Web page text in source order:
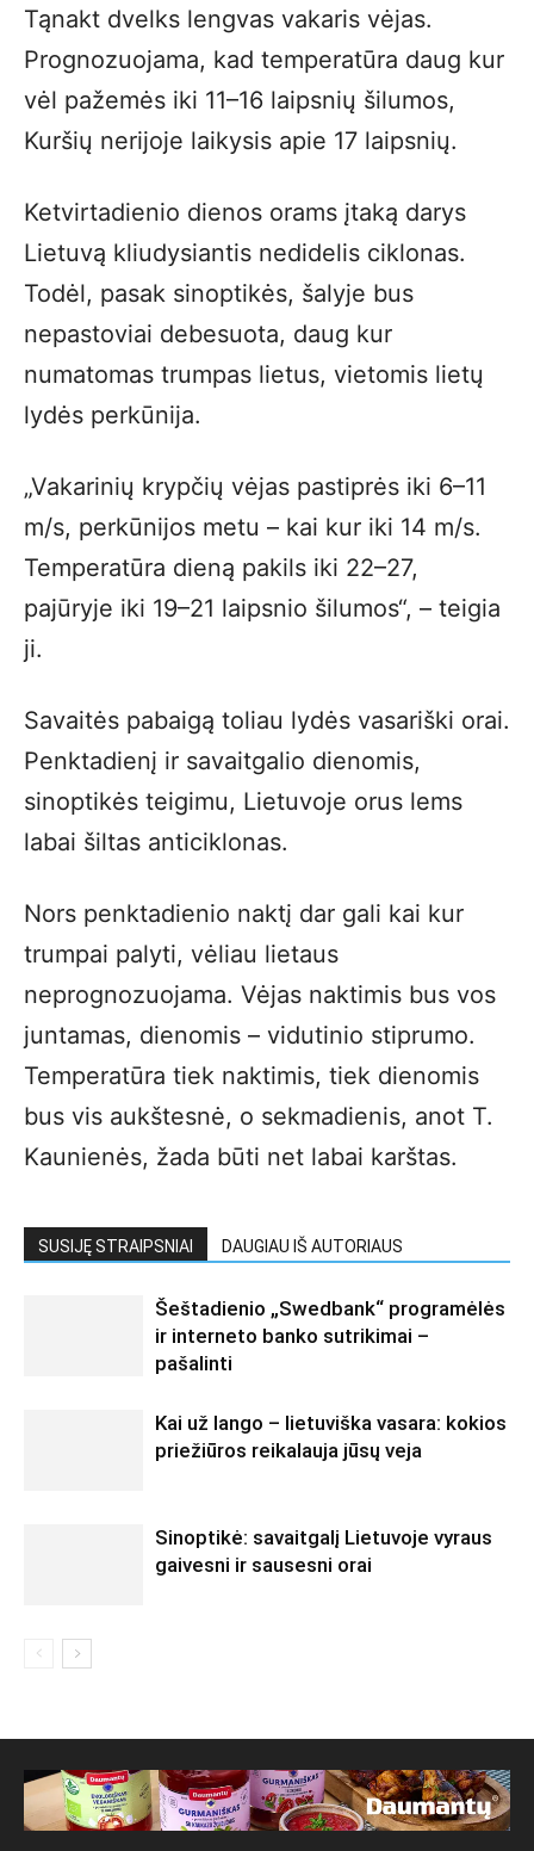
Tąnakt dvelks lengvas vakaris vėjas.
Prognozuojama, kad temperatūra daug kur
vėl pažemės iki 11–16 laipsnių šilumos,
Kuršių nerijoje laikysis apie 17 laipsnių.
Ketvirtadienio dienos orams įtaką darys
Lietuvą kliudysiantis nedidelis ciklonas.
Todėl, pasak sinoptikės, šalyje bus
nepastoviai debesuota, daug kur
numatomas trumpas lietus, vietomis lietų
lydės perkūnija.
„Vakarinių krypčių vėjas pastiprės iki 6–11
m/s, perkūnijos metu – kai kur iki 14 m/s.
Temperatūra dieną pakils iki 22–27,
pajūryje iki 19–21 laipsnio šilumos“, – teigia
ji.
Savaitės pabaigą toliau lydės vasariški orai.
Penktadienį ir savaitgalio dienomis,
sinoptikės teigimu, Lietuvoje orus lems
labai šiltas anticiklonas.
Nors penktadienio naktį dar gali kai kur
trumpai palyti, vėliau lietaus
neprognozuojama. Vėjas naktimis bus vos
juntamas, dienomis – vidutinio stiprumo.
Temperatūra tiek naktimis, tiek dienomis
bus vis aukštesnė, o sekmadienis, anot T.
Kaunienės, žada būti net labai karštas.
SUSIJĘ STRAIPSNIAI DAUGIAU IŠ AUTORIAUS
Šeštadienio „Swedbank“ programėlės
ir interneto banko sutrikimai –
pašalinti
Kai už lango – lietuviška vasara: kokios
priežiūros reikalauja jūsų veja
Sinoptikė: savaitgalį Lietuvoje vyraus
gaivesni ir sausesni orai